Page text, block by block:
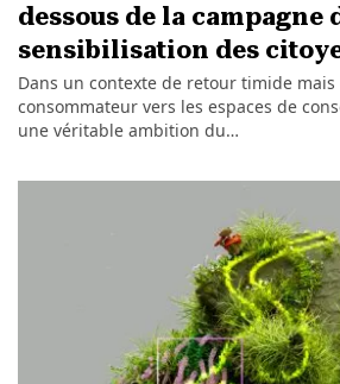
dessous de la campagne
sensibilisation des
Dans un contexte de retour timide
consommateur vers les espaces de
une véritable ambition du…